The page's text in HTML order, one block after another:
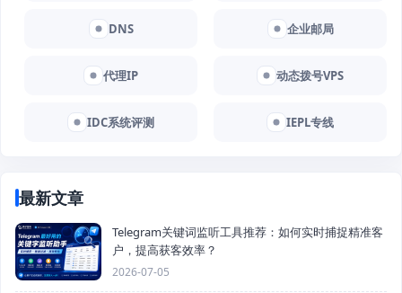
DNS 企业邮局
代理IP 动态拨号VPS
IDC系统评测 IEPL专线
最新文章
Telegram关键词监听工具推荐：如何实时捕捉精准客
户，提高获客效率？
2026-07-05